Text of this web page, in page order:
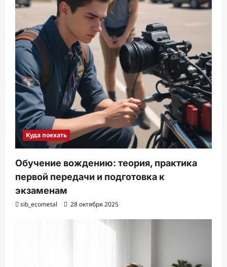
Куда поехать
Обучение вождению: теория, практика
первой передачи и подготовка к
экзаменам
sib_ecometal 28 октября 2025